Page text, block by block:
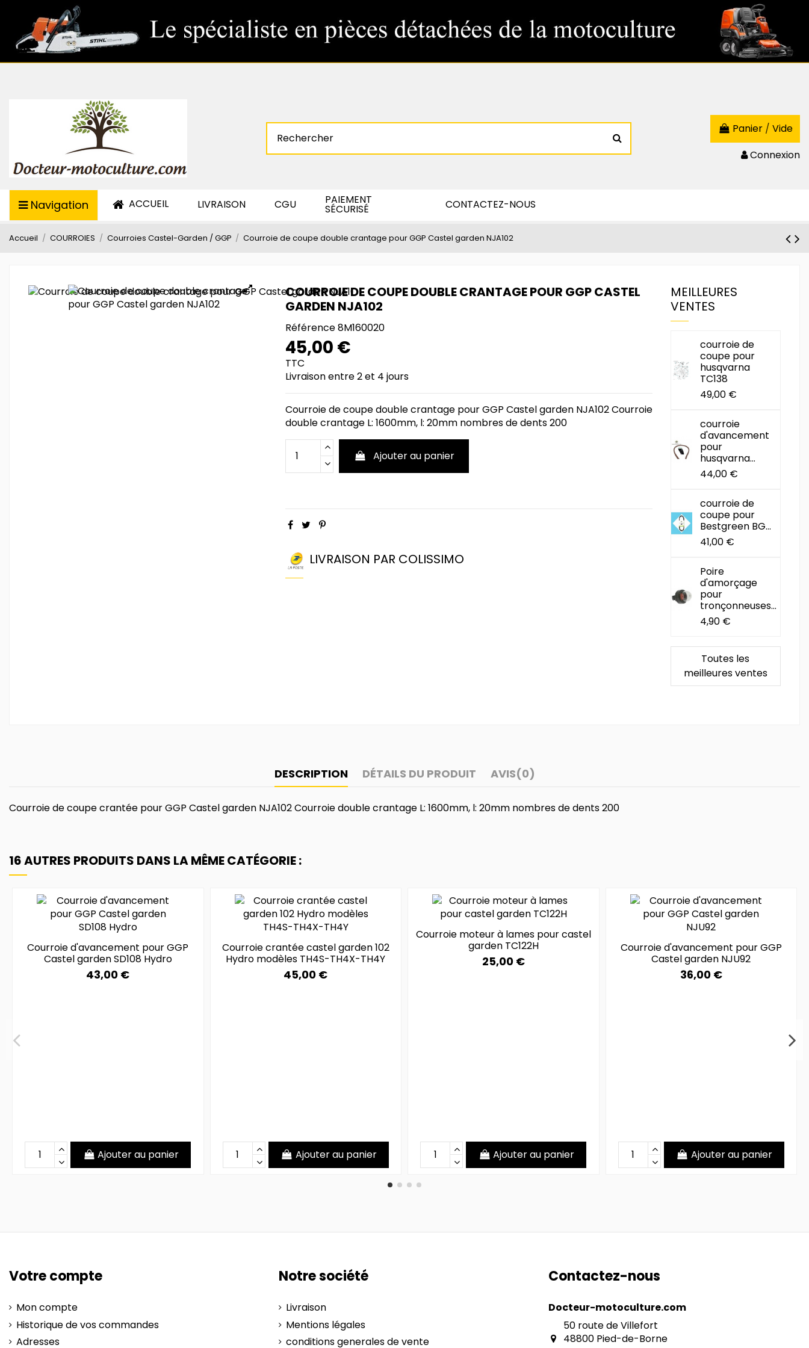
Panier / Vide
Connexion
Navigation ACCUEIL LIVRAISON CGU PAIEMENT
SÉCURISÉ CONTACTEZ-NOUS
Accueil COURROIES Courroies Castel-Garden / GGP Courroie de coupe double crantage pour GGP Castel garden NJA102
COURROIE DE COUPE DOUBLE CRANTAGE POUR GGP CASTEL
GARDEN NJA102
Référence8M160020
45,00 €
TTC
Livraison entre 2 et 4 jours
Courroie de coupe double crantage pour GGP Castel garden NJA102 Courroie
double crantage L: 1600mm, l: 20mm nombres de dents 200
Ajouter au panier
LIVRAISON PAR COLISSIMO
MEILLEURES
VENTES
courroie de
coupe pour
husqvarna
TC138
49,00 €
courroie
d'avancement
pour
husqvarna...
44,00 €
courroie de
coupe pour
Bestgreen BG...
41,00 €
Poire
d'amorçage
pour
tronçonneuses...
4,90 €
Toutes les
meilleures ventes
DESCRIPTION DÉTAILS DU PRODUIT AVIS(0)
Courroie de coupe crantée pour GGP Castel garden NJA102 Courroie double crantage L: 1600mm, l: 20mm nombres de dents 200
16 AUTRES PRODUITS DANS LA MÊME CATÉGORIE :
Courroie d'avancement pour GGP
Castel garden SD108 Hydro
43,00 €
Ajouter au panier
Courroie crantée castel garden 102
Hydro modèles TH4S-TH4X-TH4Y
45,00 €
Ajouter au panier
Courroie moteur à lames pour castel
garden TC122H
25,00 €
Ajouter au panier
Courroie d'avancement pour GGP
Castel garden NJU92
36,00 €
Ajouter au panier
Votre compte
Mon compte
Historique de vos commandes
Adresses
Notre société
Livraison
Mentions légales
conditions generales de vente
Contactez-nous
Docteur-motoculture.com
50 route de Villefort
48800 Pied-de-Borne